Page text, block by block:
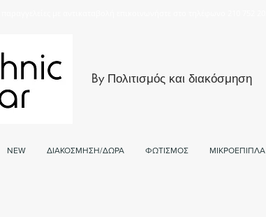
By Πολιτισμός και διακόσμηση
NEW ΔΙΑΚΟΣΜΗΣΗ/ΔΩΡΑ ΦΩΤΙΣΜΟΣ ΜΙΚΡΟΕΠΙΠΛΑ